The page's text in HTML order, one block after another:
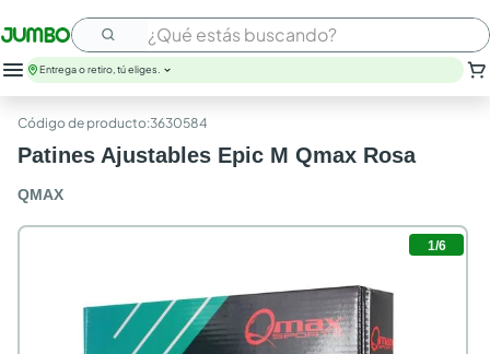
¿Qué estás buscando?
Entrega o retiro, tú eliges.
:3630584
Patines Ajustables Epic M Qmax Rosa
QMAX
1/6